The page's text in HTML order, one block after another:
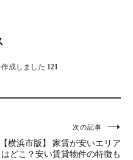
成しました 121
次の記事
【横浜市版】 家賃が安いエリア
はどこ？安い賃貸物件の特徴も